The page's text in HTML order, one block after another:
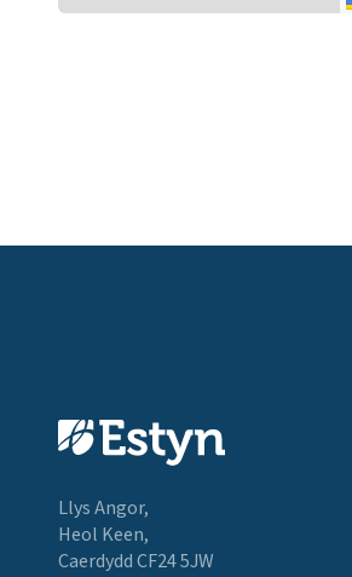
Llys Angor,
Heol Keen,
Caerdydd CF24 5JW